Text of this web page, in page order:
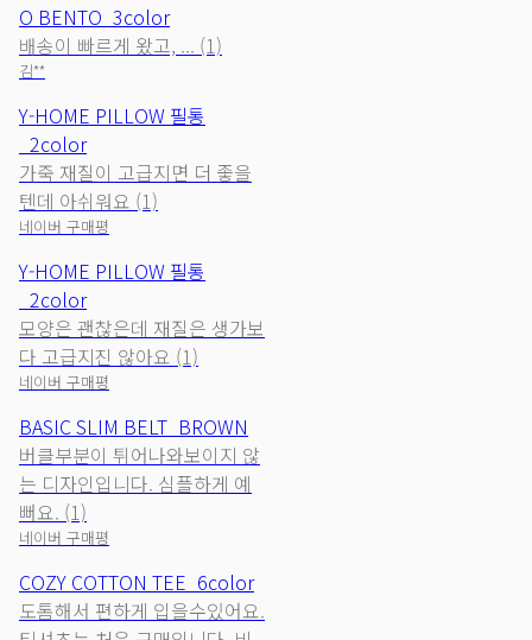
O BENTO_3color
배송이 빠르게 왔고, ... (1)
김**
Y-HOME PILLOW 필통
_2color
가죽 재질이 고급지면 더 좋을
텐데 아쉬워요 (1)
네이버 구매평
Y-HOME PILLOW 필통
_2color
모양은 괜찮은데 재질은 생가보
다 고급지진 않아요 (1)
네이버 구매평
BASIC SLIM BELT_BROWN
버클부분이 튀어나와보이지 않
는 디자인입니다. 심플하게 예
뻐요. (1)
네이버 구매평
COZY COTTON TEE_6color
도톰해서 편하게 입을수있어요.